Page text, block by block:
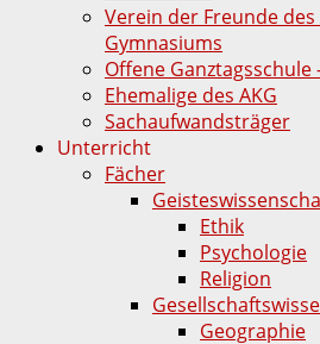
Verein der Freunde
Gymnasiums
Offene Ganztagsschule
Ehemalige des AKG
Sachaufwandsträger
Unterricht
Fächer
Ethik
Psychologie
Religion
Geographie